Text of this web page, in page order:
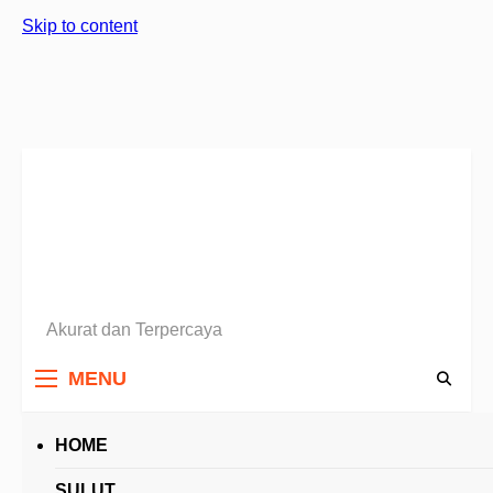
Skip to content
Berita Sulawesi Utara
Akurat dan Terpercaya
MENU
HOME
HEADLINES